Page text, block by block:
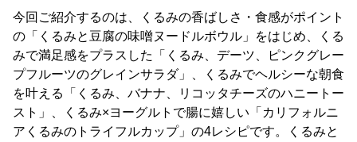
今回ご紹介するのは、くるみの香ばしさ・食感がポイント
の「くるみと豆腐の味噌ヌードルボウル」をはじめ、くる
みで満足感をプラスした「くるみ、デーツ、ピンクグレー
プフルーツのグレインサラダ」、くるみでヘルシーな朝食
を叶える「くるみ、バナナ、リコッタチーズのハニートー
スト」、くるみ×ヨーグルトで腸に嬉しい「カリフォルニ
アくるみのトライフルカップ」の4レシピです。くるみと